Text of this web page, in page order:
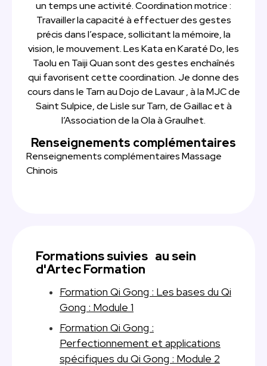
un temps une activité. Coordination motrice :
Travailler la capacité à effectuer des gestes
précis dans l’espace, sollicitant la mémoire, la
vision, le mouvement. Les Kata en Karaté Do, les
Taolu en Taiji Quan sont des gestes enchaînés
qui favorisent cette coordination. Je donne des
cours dans le Tarn au Dojo de Lavaur , à la MJC de
Saint Sulpice, de Lisle sur Tarn, de Gaillac et à
l’Association de la Ola à Graulhet.
Renseignements complémentaires
Renseignements complémentaires Massage
Chinois
Formations suivies au sein
d'Artec Formation
Formation Qi Gong : Les bases du Qi
Gong : Module 1
Formation Qi Gong :
Perfectionnement et applications
spécifiques du Qi Gong : Module 2